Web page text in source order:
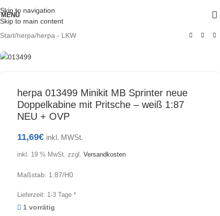
Skip to navigation
Skip to main content
MENÜ
Start/herpa/herpa - LKW
herpa 013499 Minikit MB Sprinter neue
Doppelkabine mit Pritsche – weiß 1:87
NEU + OVP
11,69€ inkl. MWSt.
inkl. 19 % MwSt. zzgl. Versandkosten
Maßstab: 1:87/H0
Lieferzeit: 1-3 Tage *
1 vorrätig